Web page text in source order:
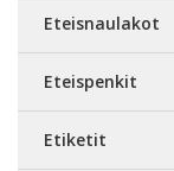
Eteisnaulakot
Eteispenkit
Etiketit